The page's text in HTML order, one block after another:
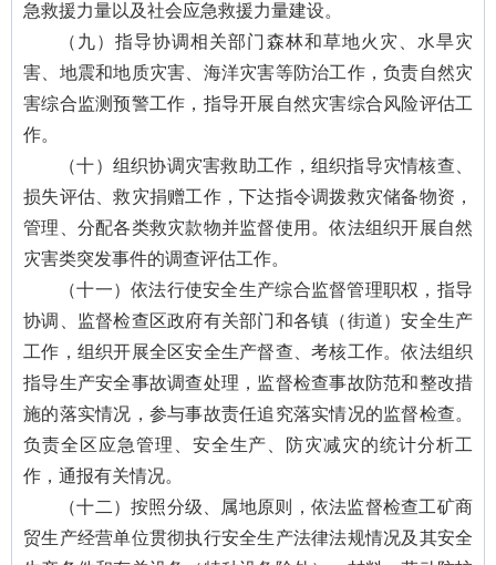
急救援力量以及社会应急救援力量建设。
（九）指导协调相关部门森林和草地火灾、水旱灾
害、地震和地质灾害、海洋灾害等防治工作，负责自然灾
害综合监测预警工作，指导开展自然灾害综合风险评估工
作。
（十）组织协调灾害救助工作，组织指导灾情核查、
损失评估、救灾捐赠工作，下达指令调拨救灾储备物资，
管理、分配各类救灾款物并监督使用。依法组织开展自然
灾害类突发事件的调查评估工作。
（十一）依法行使安全生产综合监督管理职权，指导
协调、监督检查区政府有关部门和各镇（街道）安全生产
工作，组织开展全区安全生产督查、考核工作。依法组织
指导生产安全事故调查处理，监督检查事故防范和整改措
施的落实情况，参与事故责任追究落实情况的监督检查。
负责全区应急管理、安全生产、防灾减灾的统计分析工
作，通报有关情况。
（十二）按照分级、属地原则，依法监督检查工矿商
贸生产经营单位贯彻执行安全生产法律法规情况及其安全